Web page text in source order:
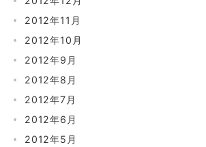
2012年11月
2012年10月
2012年9月
2012年8月
2012年7月
2012年6月
2012年5月